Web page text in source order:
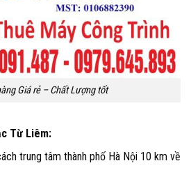
Giá rẻ – Chất Lượng tốt
Từ Liêm:
trung tâm thành phố Hà Nội 10 km về